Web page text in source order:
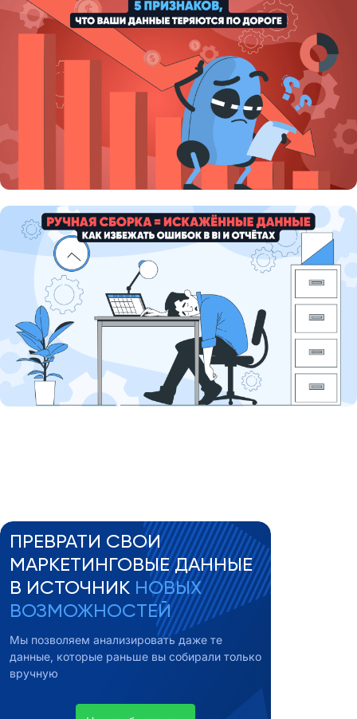
ПРЕВРАТИ СВОИ
МАРКЕТИНГОВЫЕ ДАННЫЕ
В ИСТОЧНИК НОВЫХ
ВОЗМОЖНОСТЕЙ
Мы позволяем анализировать даже те
данные, которые раньше вы собирали только
вручную